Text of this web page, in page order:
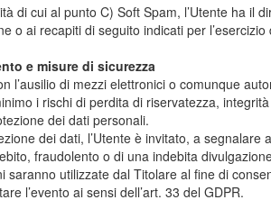
di cui al punto C) Soft Spam, l’Utente ha il
o ai recapiti di seguito indicati per
e misure di sicurezza
l’ausilio di mezzi elettronici o comunque
i rischi di perdita di riservatezza,
dei dati personali.
dei dati, l’Utente è invitato, a
fraudolento o di una indebita
saranno utilizzate dal Titolare al fine di
l’evento ai sensi dell’art. 33 del GDPR.